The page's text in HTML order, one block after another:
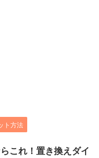
ト方法
これ！置き換えダイ